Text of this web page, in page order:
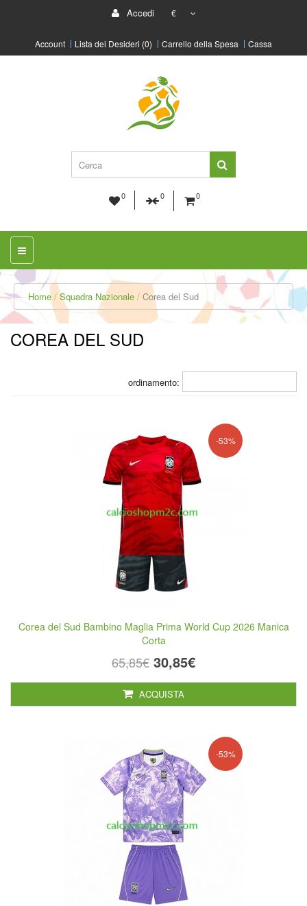
Accedi €
Account Lista dei Desideri (0) Carrello della Spesa Cassa
0 0 0
Home Squadra Nazionale Corea del Sud
COREA DEL SUD
ordinamento:
-53%
Corea del Sud Bambino Maglia Prima World Cup 2026 Manica
Corta
65,85€ 30,85€
ACQUISTA
-53%